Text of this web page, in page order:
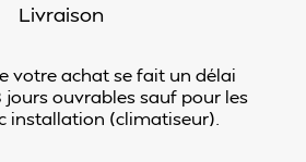
Livraison
votre achat se fait un délai
ouvrables sauf pour les
installation (climatiseur).